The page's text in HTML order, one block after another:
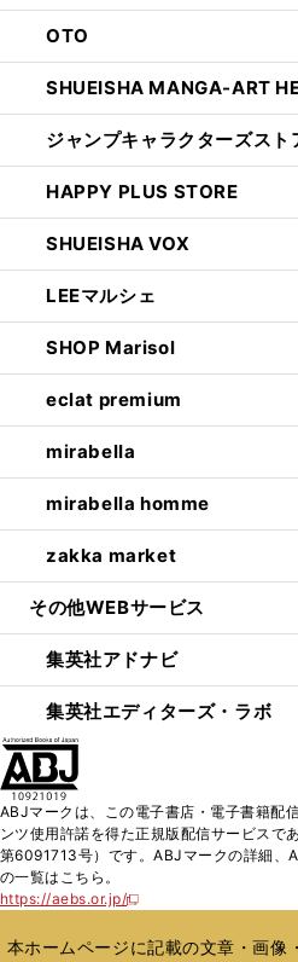
OTO
SHUEISHA MANGA-ART
ジャンプキャラクターズスト
HAPPY PLUS STORE
SHUEISHA VOX
LEEマルシェ
SHOP Marisol
eclat premium
mirabella
mirabella homme
zakka market
その他WEBサービス
集英社アドナビ
集英社エディターズ・ラボ
ABJマークは、この電子書店・電子書籍配
ンツ使用許諾を得た正規版配信サービスで
第6091713号）です。ABJマークの詳細、
の一覧はこちら。
https://aebs.or.jp/
新
い
本ホームページに記載の文章・画像